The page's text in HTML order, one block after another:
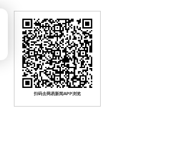
扫码去网易新闻APP浏览